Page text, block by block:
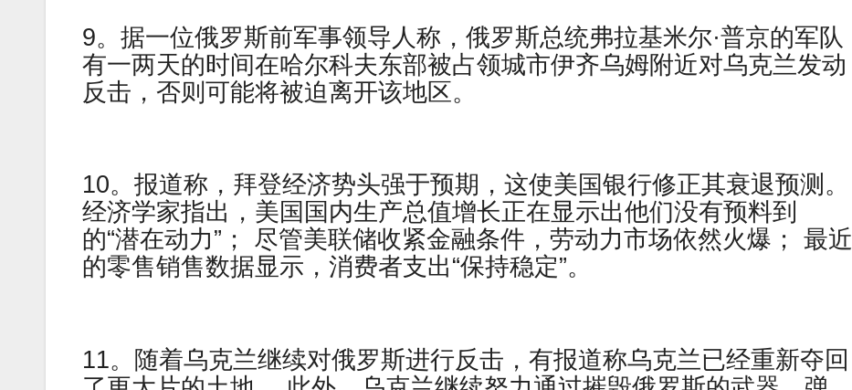
9。据一位俄罗斯前军事领导人称，俄罗斯总统弗拉基米尔·普京的军队
有一两天的时间在哈尔科夫东部被占领城市伊齐乌姆附近对乌克兰发动
反击，否则可能将被迫离开该地区。
10。报道称，拜登经济势头强于预期，这使美国银行修正其衰退预测。
经济学家指出，美国国内生产总值增长正在显示出他们没有预料到
的“潜在动力”； 尽管美联储收紧金融条件，劳动力市场依然火爆； 最近
的零售销售数据显示，消费者支出“保持稳定”。
11。随着乌克兰继续对俄罗斯进行反击，有报道称乌克兰已经重新夺回